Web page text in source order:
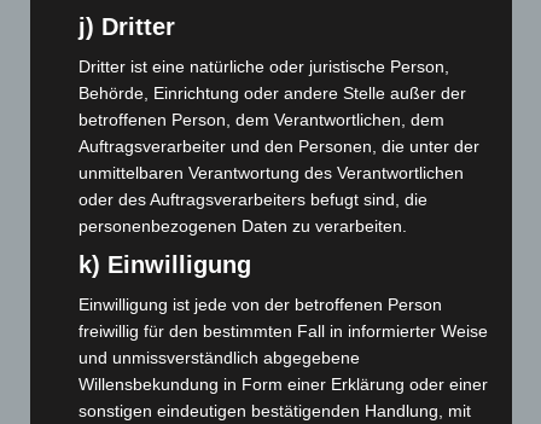
November 2023
September 2023(133)
August 2023(134)
Juli 2023(118)
Juni 2023 (142)
Mai 2023(139)
April 2023(155)
März 2023(174)
Februar 2023(154)
Januar 2023(140)
Dezember 2022(130)
j) Dritter
Dritter ist eine natürliche oder juristische Person,
Behörde, Einrichtung oder andere Stelle außer der
betroffenen Person, dem Verantwortlichen, dem
Auftragsverarbeiter und den Personen, die unter der
unmittelbaren Verantwortung des Verantwortlichen
oder des Auftragsverarbeiters befugt sind, die
personenbezogenen Daten zu verarbeiten.
k) Einwilligung
Einwilligung ist jede von der betroffenen Person
freiwillig für den bestimmten Fall in informierter Weise
und unmissverständlich abgegebene
Willensbekundung in Form einer Erklärung oder einer
sonstigen eindeutigen bestätigenden Handlung, mit